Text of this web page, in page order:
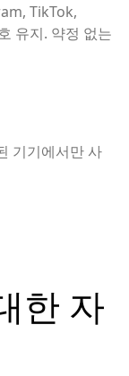
TikTok,
유지. 약정 없는
기기에서만 사
한 자